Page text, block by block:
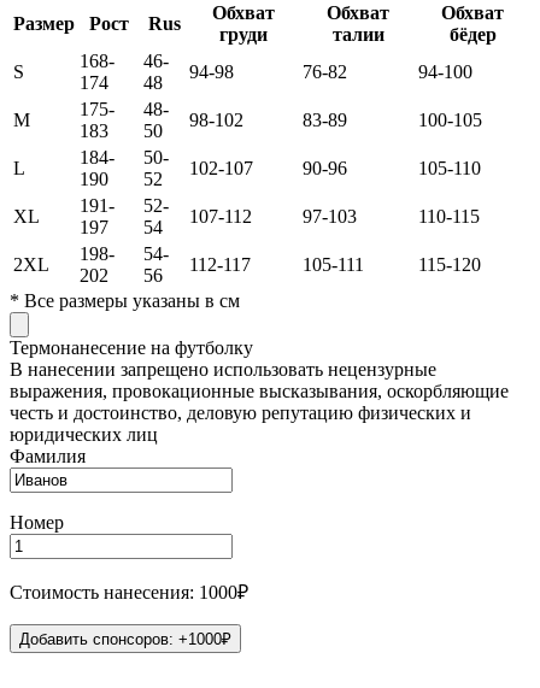
Размер Рост Rus
Обхват
груди
Обхват
талии
Обхват
бёдер
S
168-
174
46-
48
94-98 76-82 94-100
M
175-
183
48-
50
98-102 83-89 100-105
L
184-
190
50-
52
102-107 90-96 105-110
XL
191-
197
52-
54
107-112 97-103 110-115
2XL
198-
202
54-
56
112-117 105-111
115-120
* Все размеры указаны в см
Термонанесение на футболку
В нанесении запрещено использовать нецензурные
выражения, провокационные высказывания, оскорбляющие
честь и достоинство, деловую репутацию физических и
юридических лиц
Фамилия
Номер
Стоимость нанесения: 1000₽
Добавить спонсоров: +1000₽